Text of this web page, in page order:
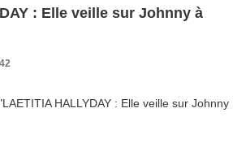
: Elle veille sur Johnny à